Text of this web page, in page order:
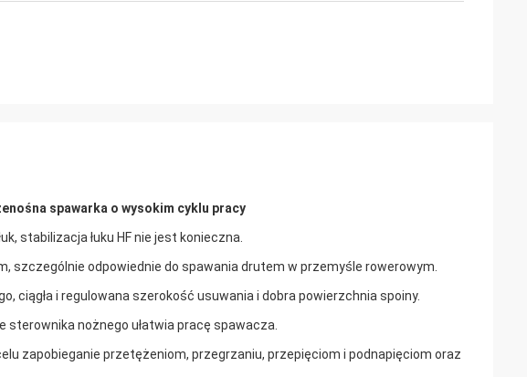
spawarka o wysokim cyklu pracy
stabilizacja łuku HF nie jest konieczna.
szczególnie odpowiednie do spawania drutem w przemyśle rowerowym.
ciągła i regulowana szerokość usuwania i dobra powierzchnia spoiny.
sterownika nożnego ułatwia pracę spawacza.
zapobieganie przetężeniom, przegrzaniu, przepięciom i podnapięciom oraz